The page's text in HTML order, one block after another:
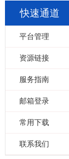
快速通道
平台管理
资源链接
服务指南
邮箱登录
常用下载
联系我们